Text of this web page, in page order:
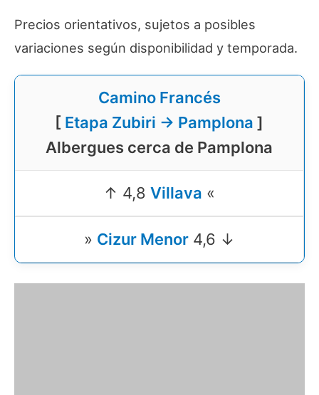
Precios orientativos, sujetos a posibles
variaciones según disponibilidad y temporada.
Camino Francés
[ Etapa Zubiri → Pamplona ]
Albergues cerca de Pamplona
↑ 4,8 Villava «
» Cizur Menor4,6 ↓